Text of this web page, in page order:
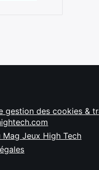
gestion des cookies &
Mag Jeux High Tech